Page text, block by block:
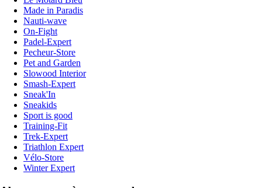
Made in Paradis
Nauti-wave
On-Fight
Padel-Expert
Pecheur-Store
Pet and Garden
Slowood Interior
Smash-Expert
Sneak'In
Sneakids
Sport is good
Training-Fit
Trek-Expert
Triathlon Expert
Vélo-Store
Winter Expert